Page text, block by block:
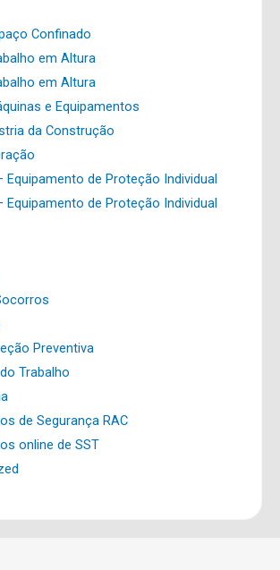
Confinado
em Altura
em Altura
e Equipamentos
da Construção
Equipamento de Proteção Individual
Equipamento de Proteção Individual
Preventiva
Trabalho
de Segurança RAC
online de SST